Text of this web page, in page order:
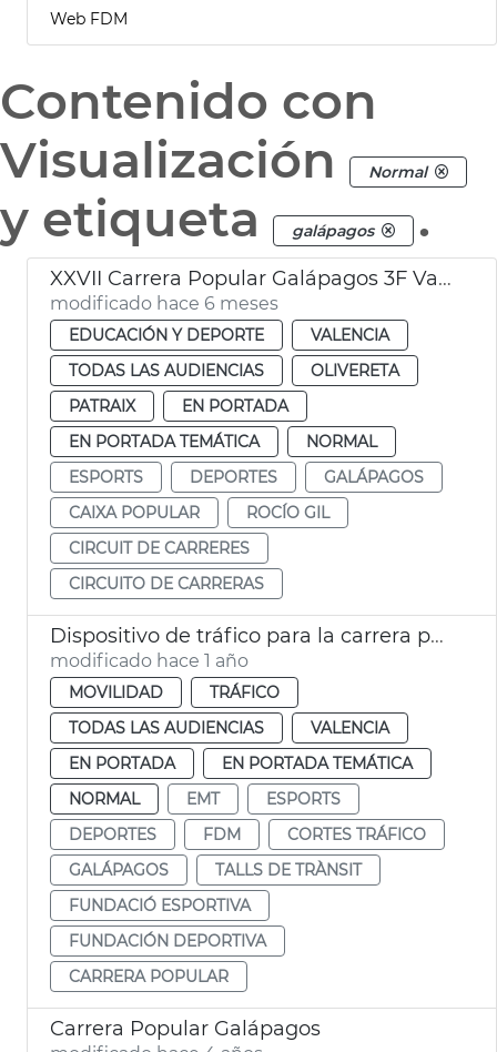
Web FDM
Contenido con
Visualización
Normal
y etiqueta galápagos .
XXVII Carrera Popular Galápagos 3F València 2026
modificado hace 6 meses
EDUCACIÓN Y DEPORTE
VALENCIA
TODAS LAS AUDIENCIAS
OLIVERETA
PATRAIX
EN PORTADA
EN PORTADA TEMÁTICA
NORMAL
ESPORTS
DEPORTES
GALÁPAGOS
CAIXA POPULAR
ROCÍO GIL
CIRCUIT DE CARRERES
CIRCUITO DE CARRERAS
Dispositivo de tráfico para la carrera popular Galápagos
modificado hace 1 año
MOVILIDAD
TRÁFICO
TODAS LAS AUDIENCIAS
VALENCIA
EN PORTADA
EN PORTADA TEMÁTICA
NORMAL
EMT
ESPORTS
DEPORTES
FDM
CORTES TRÁFICO
GALÁPAGOS
TALLS DE TRÀNSIT
FUNDACIÓ ESPORTIVA
FUNDACIÓN DEPORTIVA
CARRERA POPULAR
Carrera Popular Galápagos